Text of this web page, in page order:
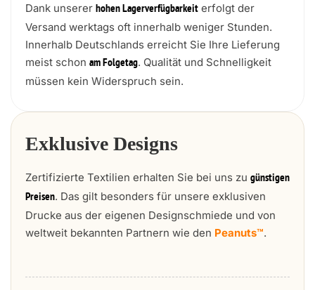
Dank unserer hohen Lagerverfügbarkeit erfolgt der
Versand werktags oft innerhalb weniger Stunden.
Innerhalb Deutschlands erreicht Sie Ihre Lieferung
meist schon am Folgetag. Qualität und Schnelligkeit
müssen kein Widerspruch sein.
Exklusive Designs
Zertifizierte Textilien erhalten Sie bei uns zu günstigen
Preisen. Das gilt besonders für unsere exklusiven
Drucke aus der eigenen Designschmiede und von
weltweit bekannten Partnern wie den Peanuts™.